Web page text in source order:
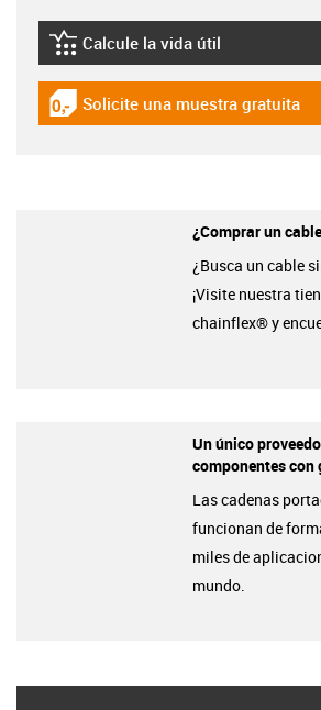
igus-icon-lebensdauerrechner
Calcule la vida útil
igus-icon-gratismuster
Solicite una muestra gratuita
¿Comprar un
¿Busca un cable
¡Visite nuestra
chainflex® y
Un único
componentes con
Las cadenas
funcionan de
miles de
mundo.